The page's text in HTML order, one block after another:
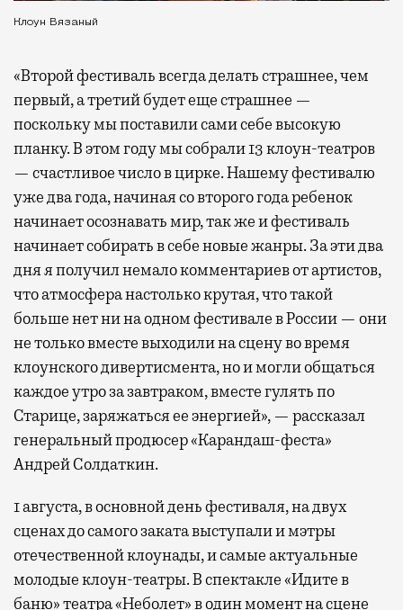
Клоун Вязаный
«Второй фестиваль всегда делать страшнее, чем
первый, а третий будет еще страшнее —
поскольку мы поставили сами себе высокую
планку. В этом году мы собрали 13 клоун-театров
— счастливое число в цирке. Нашему фестивалю
уже два года, начиная со второго года ребенок
начинает осознавать мир, так же и фестиваль
начинает собирать в себе новые жанры. За эти два
дня я получил немало комментариев от артистов,
что атмосфера настолько крутая, что такой
больше нет ни на одном фестивале в России — они
не только вместе выходили на сцену во время
клоунского дивертисмента, но и могли общаться
каждое утро за завтраком, вместе гулять по
Старице, заряжаться ее энергией», — рассказал
генеральный продюсер «Карандаш-феста»
Андрей Солдаткин.
1 августа, в основной день фестиваля, на двух
сценах до самого заката выступали и мэтры
отечественной клоунады, и самые актуальные
молодые клоун-театры. В спектакле «Идите в
баню» театра «Неболет» в один момент на сцене